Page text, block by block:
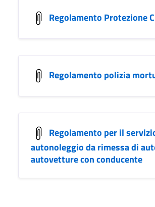
Regolamento Protezione
Regolamento polizia
Regolamento per il
autonoleggio da rimessa di
autovetture con conducente